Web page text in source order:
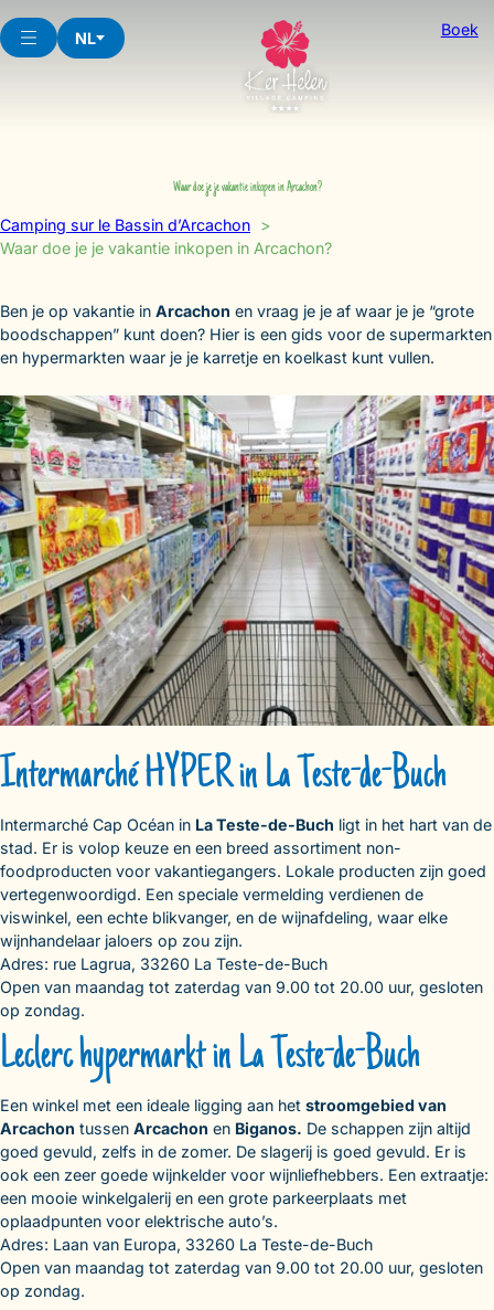
to
content
NL Boek
Waar doe je je vakantie inkopen in Arcachon?
Camping sur le Bassin d’Arcachon
Waar doe je je vakantie inkopen in Arcachon?
Ben je op vakantie in Arcachon en vraag je je af waar je je “grote
boodschappen” kunt doen? Hier is een gids voor de supermarkten
en hypermarkten waar je je karretje en koelkast kunt vullen.
Intermarché HYPER in La Teste-de-Buch
Intermarché Cap Océan in La Teste-de-Buch ligt in het hart van de
stad. Er is volop keuze en een breed assortiment non-
foodproducten voor vakantiegangers. Lokale producten zijn goed
vertegenwoordigd. Een speciale vermelding verdienen de
viswinkel, een echte blikvanger, en de wijnafdeling, waar elke
wijnhandelaar jaloers op zou zijn.
Adres: rue Lagrua, 33260 La Teste-de-Buch
Open van maandag tot zaterdag van 9.00 tot 20.00 uur, gesloten
op zondag.
Leclerc hypermarkt in La Teste-de-Buch
Een winkel met een ideale ligging aan het stroomgebied van
Arcachon tussen Arcachon en Biganos. De schappen zijn altijd
goed gevuld, zelfs in de zomer. De slagerij is goed gevuld. Er is
ook een zeer goede wijnkelder voor wijnliefhebbers. Een extraatje:
een mooie winkelgalerij en een grote parkeerplaats met
oplaadpunten voor elektrische auto’s.
Adres: Laan van Europa, 33260 La Teste-de-Buch
Open van maandag tot zaterdag van 9.00 tot 20.00 uur, gesloten
op zondag.